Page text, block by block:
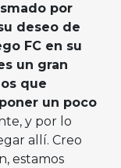
por
deseo de
FC en su
un gran
que
un poco
y por lo
allí. Creo
estamos